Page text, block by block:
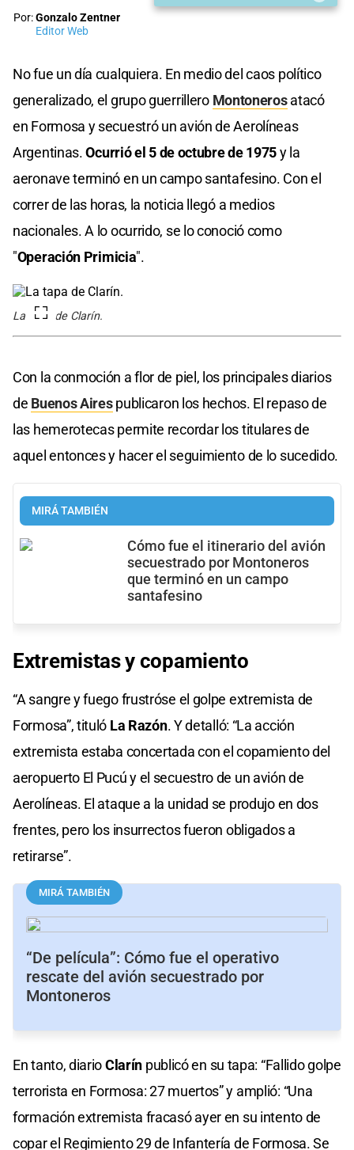
Por:Gonzalo Zentner
Editor Web
No fue un día cualquiera. En medio del caos político
generalizado, el grupo guerrillero Montonerosatacó
en Formosa y secuestró un avión de Aerolíneas
Argentinas.Ocurrió el 5 de octubre de 1975y la
aeronave terminó en un campo santafesino. Con el
correr de las horas, la noticia llegó a medios
nacionales. A lo ocurrido, se lo conoció como
"Operación Primicia".
La tapa de Clarín.
Con la conmoción a flor de piel, los principales diarios
de Buenos Airespublicaron los hechos. El repaso de
las hemerotecas permite recordar los titulares de
aquel entonces y hacer el seguimiento de lo sucedido.
MIRÁ TAMBIÉN
Cómo fue el itinerario del avión
secuestrado por Montoneros
que terminó en un campo
santafesino
Extremistas y copamiento
“A sangre y fuego frustróse el golpe extremista de
Formosa”, tituló La Razón. Y detalló: “La acción
extremista estaba concertada con el copamiento del
aeropuerto El Pucú y el secuestro de un avión de
Aerolíneas. El ataque a la unidad se produjo en dos
frentes, pero los insurrectos fueron obligados a
retirarse”.
MIRÁ TAMBIÉN
“De película”: Cómo fue el operativo
rescate del avión secuestrado por
Montoneros
En tanto, diarioClarín publicó en su tapa: “Fallido golpe
terrorista en Formosa: 27 muertos” y amplió: “Una
formación extremista fracasó ayer en su intento de
copar el Regimiento 29 de Infantería de Formosa. Se